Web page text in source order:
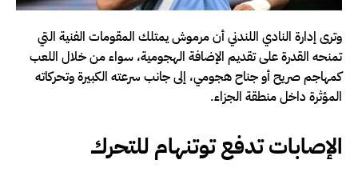
وترى إدارة النادي اللندني أن مرموش يمتلك المقومات الفنية التي
تمنحه القدرة على تقديم الإضافة الهجومية، سواء من خلال اللعب
كمهاجم صريح أو جناح هجومي، إلى جانب سرعته الكبيرة وتحركاته
المؤثرة داخل منطقة الجزاء.
الإصابات تدفع توتنهام للتحرك